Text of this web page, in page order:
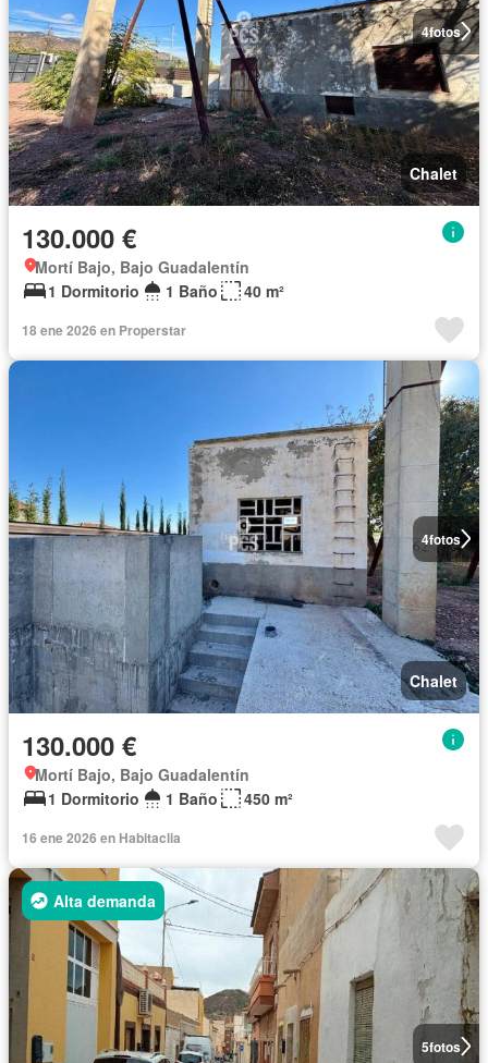
4fotos
Chalet
130.000 €
Mortí Bajo, Bajo Guadalentín
1 Dormitorio
1 Baño 40 m²
18 ene 2026 en Properstar
4fotos
Chalet
130.000 €
Mortí Bajo, Bajo Guadalentín
1 Dormitorio
1 Baño 450 m²
16 ene 2026 en Habitaclia
5fotos
Alta demanda